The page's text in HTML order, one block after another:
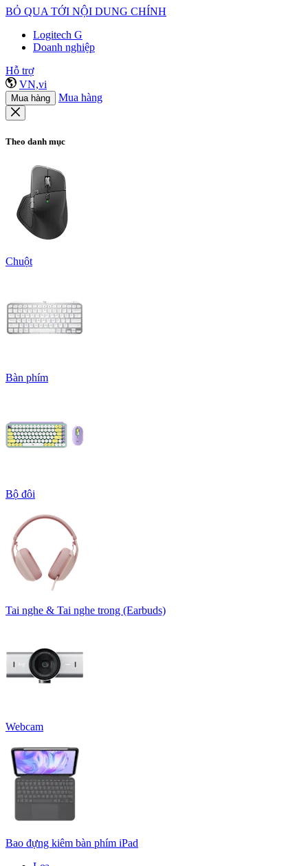
BỎ QUA TỚI NỘI DUNG CHÍNH
Logitech G
Doanh nghiệp
Hỗ trợ
VN,vi
Mua hàng Mua hàng
Theo danh mục
Chuột
Bàn phím
Bộ đôi
Tai nghe & Tai nghe trong (Earbuds)
Webcam
Bao đựng kiêm bàn phím iPad